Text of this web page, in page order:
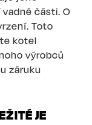
části. O
Toto
kotel
výrobců
záruku
JE